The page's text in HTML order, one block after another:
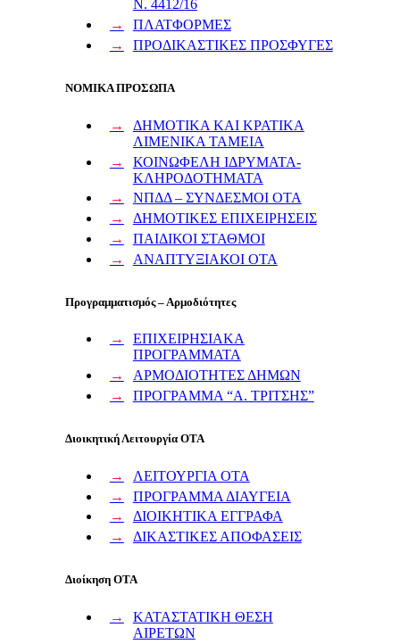
Ν. 4412/16
ΠΛΑΤΦΟΡΜΕΣ
ΠΡΟΔΙΚΑΣΤΙΚΕΣ ΠΡΟΣΦΥΓΕΣ
ΝΟΜΙΚΑ ΠΡΟΣΩΠΑ
ΔΗΜΟΤΙΚΑ ΚΑΙ ΚΡΑΤΙΚΑ
ΛΙΜΕΝΙΚΑ ΤΑΜΕΙΑ
ΚΟΙΝΩΦΕΛΗ ΙΔΡΥΜΑΤΑ-
ΚΛΗΡΟΔΟΤΗΜΑΤΑ
ΝΠΔΔ – ΣΥΝΔΕΣΜΟΙ ΟΤΑ
ΔΗΜΟΤΙΚΕΣ ΕΠΙΧΕΙΡΗΣΕΙΣ
ΠΑΙΔΙΚΟΙ ΣΤΑΘΜΟΙ
ΑΝΑΠΤΥΞΙΑΚΟΙ ΟΤΑ
Προγραμματισμός – Αρμοδιότητες
ΕΠΙΧΕΙΡΗΣΙΑΚΑ
ΠΡΟΓΡΑΜΜΑΤΑ
ΑΡΜΟΔΙΟΤΗΤΕΣ ΔΗΜΩΝ
ΠΡΟΓΡΑΜΜΑ “Α. ΤΡΙΤΣΗΣ”
Διοικητική Λειτουργία ΟΤΑ
ΛΕΙΤΟΥΡΓΙΑ ΟΤΑ
ΠΡΟΓΡΑΜΜΑ ΔΙΑΥΓΕΙΑ
ΔΙΟΙΚΗΤΙΚΑ ΕΓΓΡΑΦΑ
ΔΙΚΑΣΤΙΚΕΣ ΑΠΟΦΑΣΕΙΣ
Διοίκηση ΟΤΑ
ΚΑΤΑΣΤΑΤΙΚΗ ΘΕΣΗ
ΑΙΡΕΤΩΝ